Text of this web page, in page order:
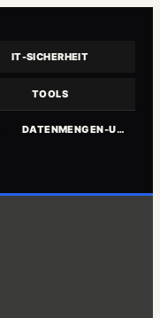
IT-SICHERHEIT
TOOLS
DATENMENGEN-U…